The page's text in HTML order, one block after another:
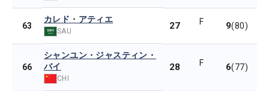
63
カレド・アティエ
SAU 27 F 9(80)
66
シャンユン・ジャスティン・
バイ
CHI
28 F 6(77)